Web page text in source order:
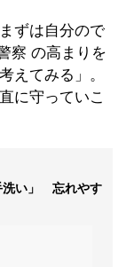
ずは自分ので
察 の高まりを
えてみる」。
に守っていこ
洗い」 忘れやす